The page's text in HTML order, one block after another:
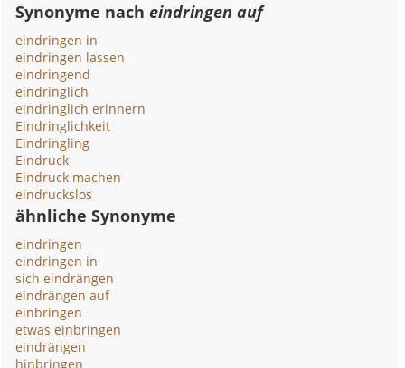
Synonyme nacheindringen auf
eindringen in
eindringen lassen
eindringend
eindringlich
eindringlich erinnern
Eindringlichkeit
Eindringling
Eindruck
Eindruck machen
eindruckslos
ähnliche Synonyme
eindringen
eindringen in
sich eindrängen
eindrängen auf
einbringen
etwas einbringen
eindrängen
hinbringen